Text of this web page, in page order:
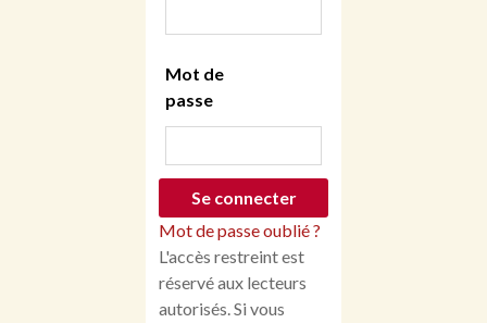
Mot de
passe
Mot de passe oublié ?
L'accès restreint est
réservé aux lecteurs
autorisés. Si vous